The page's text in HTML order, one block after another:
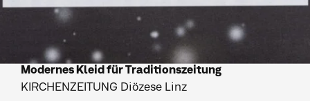
Modernes Kleid für Traditionszeitung
KIRCHENZEITUNG Diözese Linz